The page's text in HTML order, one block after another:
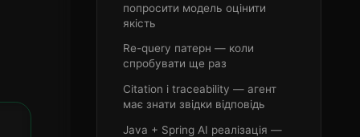
попросити модель оцінити
якість
Re-query патерн — коли
спробувати ще раз
Citation і traceability — агент
має знати звідки відповідь
Java + Spring AI реалізація —